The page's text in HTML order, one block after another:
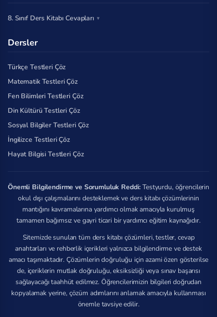
8. Sınıf Ders Kitabı Cevapları
Dersler
Türkçe Testleri Çöz
Matematik Testleri Çöz
Fen Bilimleri Testleri Çöz
Din Kültürü Testleri Çöz
Sosyal Bilgiler Testleri Çöz
İngilizce Testleri Çöz
Hayat Bilgisi Testleri Çöz
Önemli Bilgilendirme ve Sorumluluk Reddi: Testyurdu, öğrencilerin
okul dışı çalışmalarını desteklemek ve ders kitabı çözümlerinin
mantığını kavramalarına yardımcı olmak amacıyla kurulmuş
tamamen bağımsız ve gayri ticari bir yardımcı eğitim kaynağıdır.
Sitemizde sunulan tüm ders kitabı çözümleri, testler, cevap
anahtarları ve rehberlik içerikleri yalnızca bilgilendirme ve destek
amacı taşımaktadır. Çözümlerin doğruluğu için azami özen gösterilse
de, içeriklerin mutlak doğruluğu, eksiksizliği veya sınav başarısı
sağlayacağı taahhüt edilmez. Öğrencilerimizin bilgileri doğrudan
kopyalamak yerine, çözüm adımlarını anlamak amacıyla kullanması
önemle tavsiye edilir.